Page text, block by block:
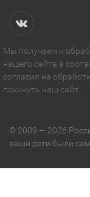
Мы получаем и
нашего сайта в
согласия на
покинуть наш сайт.
© 2009 — 2026
ваши дети были